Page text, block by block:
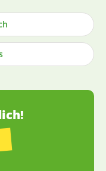
entsprechender
von Kapseln und
aller Produkte
sind